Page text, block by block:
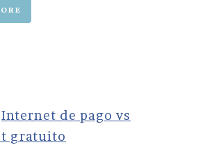
Internet de pago vs
gratuito